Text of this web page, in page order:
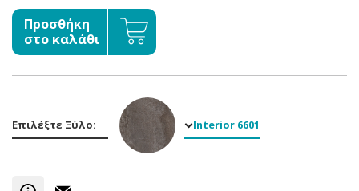
Προσθήκη
στο καλάθι
Επιλέξτε Ξύλο: Interior 6601